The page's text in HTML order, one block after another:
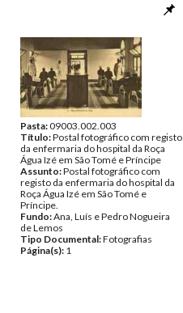
Pasta:09003.002.003
Título:Postal fotográfico com registo
da enfermaria do hospital da Roça
Água Izé em São Tomé e Príncipe
Assunto:Postal fotográfico com
registo da enfermaria do hospital da
Roça Água Izé em São Tomé e
Príncipe.
Fundo:Ana, Luís e Pedro Nogueira
de Lemos
Tipo Documental:Fotografias
Página(s): 1